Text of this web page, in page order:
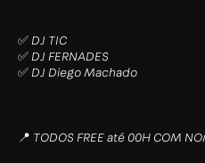
✅ DJ TIC
✅ DJ FERNADES
✅ DJ Diego Machado
📍 TODOS FREE até 00H COM